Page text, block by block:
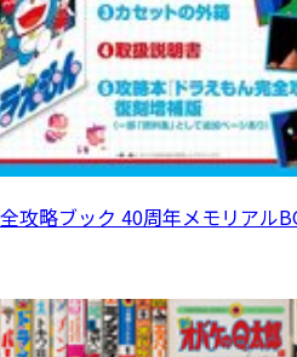
攻略ブック 40周年メモリアル